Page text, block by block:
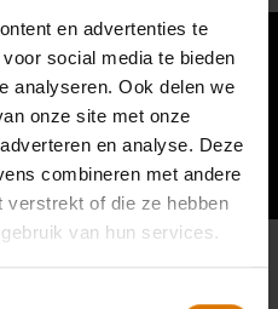
en advertenties te
social media te bieden
analyseren. Ook delen we
onze site met onze
en analyse. Deze
combineren met andere
verstrekt of die ze hebben
van hun services.
zeggen